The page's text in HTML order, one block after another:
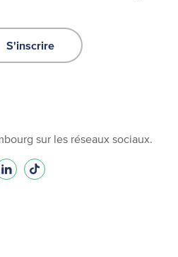
S'inscrire
sur les réseaux sociaux.